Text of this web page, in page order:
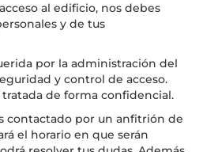
al edificio, nos debes
y de tus
por la administración del
y control de acceso.
de forma confidencial.
contactado por un anfitrión de
el horario en que serán